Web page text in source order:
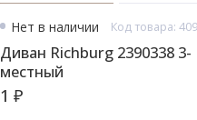
Нет в наличии Код товара:
Диван Richburg 2390338 3-
местный
1 ₽